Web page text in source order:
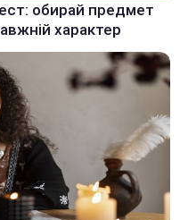
обирай предмет
характер